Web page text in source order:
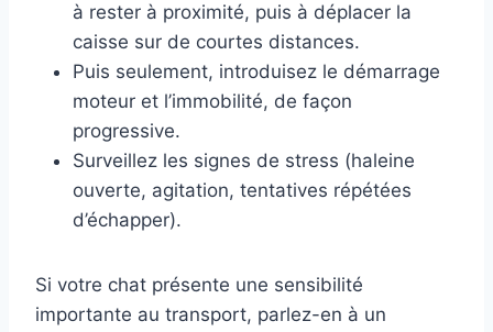
à rester à proximité, puis à déplacer la
caisse sur de courtes distances.
Puis seulement, introduisez le démarrage
moteur et l’immobilité, de façon
progressive.
Surveillez les signes de stress (haleine
ouverte, agitation, tentatives répétées
d’échapper).
Si votre chat présente une sensibilité
importante au transport, parlez-en à un